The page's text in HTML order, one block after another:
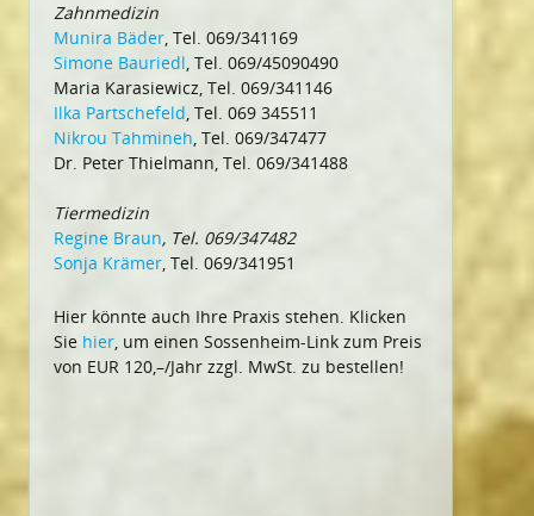
Zahnmedizin
Munira Bäder, Tel. 069/341169
Simone Bauriedl, Tel. 069/45090490
Maria Karasiewicz, Tel. 069/341146
Ilka Partschefeld, Tel. 069 345511
Nikrou Tahmineh, Tel. 069/347477
Dr. Peter Thielmann, Tel. 069/341488
Tiermedizin
Regine Braun, Tel. 069/347482
Sonja Krämer, Tel. 069/341951
Hier könnte auch Ihre Praxis stehen. Klicken
Sie hier, um einen Sossenheim-Link zum Preis
von EUR 120,–/Jahr zzgl. MwSt. zu bestellen!